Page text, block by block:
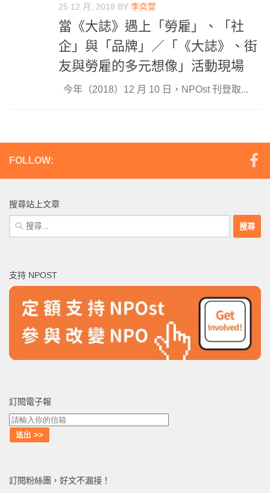
25 12 月, 2018 BY 李奕萱
當《大誌》遇上「勞雇」、「社
企」與「品牌」／「《大誌》、街
友與勞雇的多元想像」活動現場
今年（2018）12 月 10 日，NPOst 刊登取...
FOLLOW:
搜尋站上文章
搜
尋
字:
支持 NPOST
訂閱電子報
訂閱粉絲團，好文不漏接！